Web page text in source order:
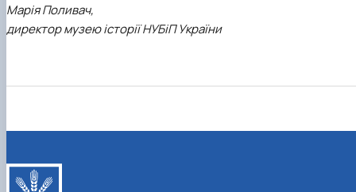
Марія Поливач,
директор музею історії НУБіП України